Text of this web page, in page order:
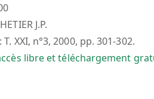
J.P.
XXI, n°3, 2000, pp. 301-302.
libre et téléchargement